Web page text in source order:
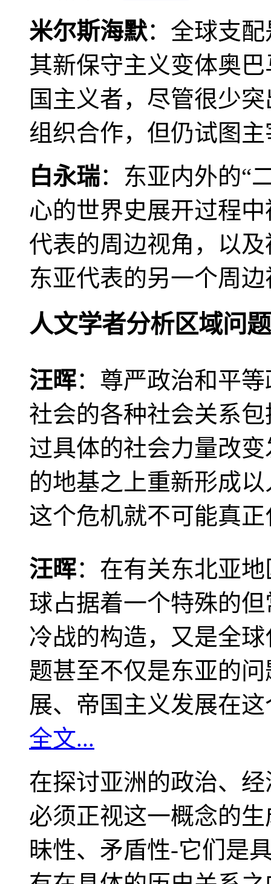
米尔斯海默：全球支
其新保守主义变体奥
国主义者，尽管很少
组织合作，但仍试图
白永瑞：东亚内外的“
心的世界史展开过程
代表的周边视角，以
东亚代表的另一个周
人文学者分析区域问题
汪晖：尊严政治和平
社会的各种社会关系
过具体的社会力量改
的地基之上重新形成
这个危机就不可能真
汪晖：在有关东北亚
球占据着一个特殊的
冷战的构造，又是全
题甚至不仅是东亚的
展、帝国主义发展在
全文...
在探讨亚洲的政治、
必须正视这一概念的
昧性、矛盾性-它们是